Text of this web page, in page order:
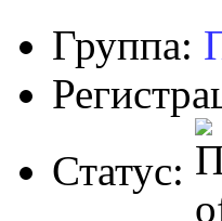
Группа:
Статус: